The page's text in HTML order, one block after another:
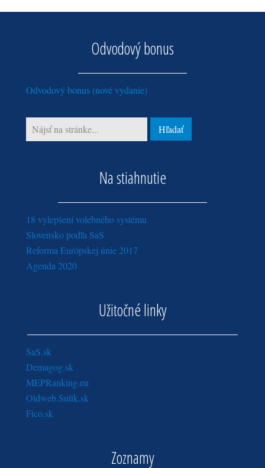
Odvodový bonus
Odvodový bonus (nové vydanie)
Na stiahnutie
18 vylepšení volebného systému
Slovensko podľa SaS
Reforma Európskej únie 2017
Agenda 2020
Užitočné linky
SaS.sk
Demagog.sk
MEPRanking.eu
Oldweb.Sulik.sk
Fico.sk
Zoznamy